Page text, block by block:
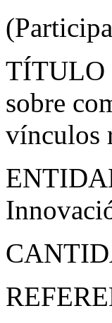
TÍTULO
sobre
vínculos